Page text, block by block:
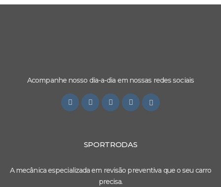
Acompanhe nosso dia-a-dia em nossas redes sociais
SPORTRODAS
A mecânica especializada em revisão preventiva que o seu carro
precisa.